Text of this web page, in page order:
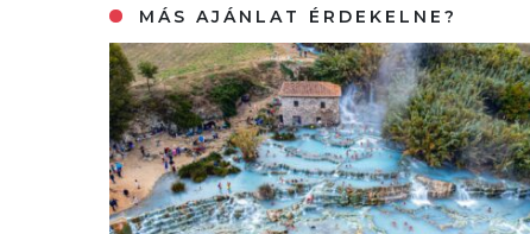
MÁS AJÁNLAT ÉRDEKELNE?